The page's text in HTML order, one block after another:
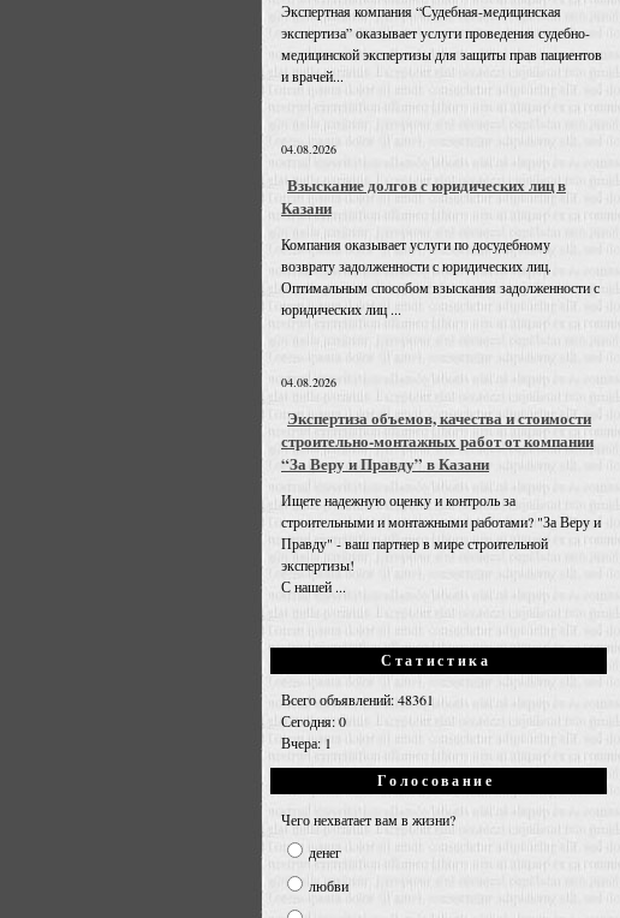
Экспертная компания “Судебная-медицинская
экспертиза” оказывает услуги проведения судебно-
медицинской экспертизы для защиты прав пациентов
и врачей...
04.08.2026
Взыскание долгов с юридических лиц в
Казани
Компания оказывает услуги по досудебному
возврату задолженности с юридических лиц.
Оптимальным способом взыскания задолженности с
юридических лиц ...
04.08.2026
Экспертиза объемов, качества и стоимости
строительно-монтажных работ от компании
“За Веру и Правду” в Казани
Ищете надежную оценку и контроль за
строительными и монтажными работами? "За Веру и
Правду" - ваш партнер в мире строительной
экспертизы!
С нашей ...
Статистика
Всего объявлений: 48361
Сегодня: 0
Вчера: 1
Голосование
Чего нехватает вам в жизни?
денег
любви